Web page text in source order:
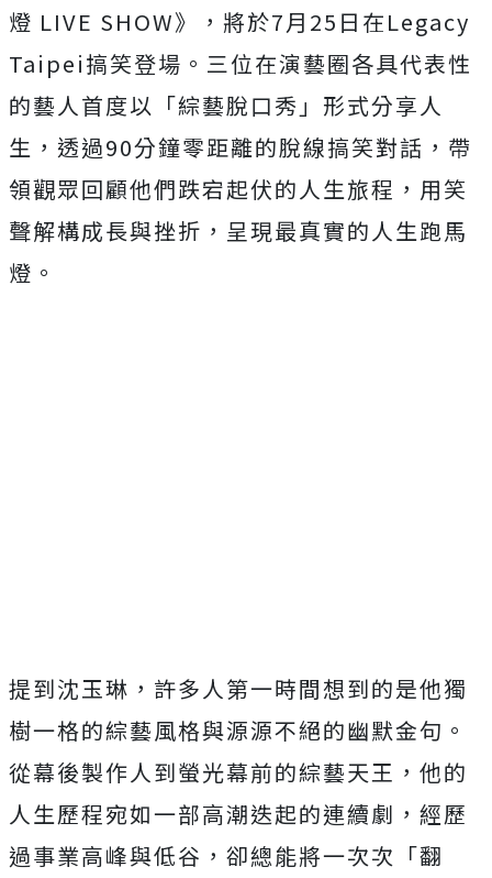
燈 LIVE SHOW》，將於7月 25 日在Legacy
Taipei搞笑登場。三位在演藝圈各具代表性
的藝人首度以「綜藝脫口秀」形式分享人
生，透過90分鐘零距離的脫線搞笑對話， 帶
領觀眾回顧他們跌宕起伏的人生旅程，用笑
聲解構成長與挫折， 呈現最真實的人生跑馬
燈。
提到沈玉琳， 許多人第一時間想到的是他獨
樹一格的綜藝風格與源源不絕的幽默金句。
從幕後製作人到螢光幕前的綜藝天王， 他的
人生歷程宛如一部高潮迭起的連續劇，經歷
過事業高峰與低谷， 卻總能將一次次「翻